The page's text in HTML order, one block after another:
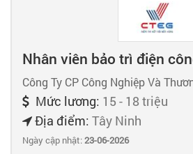
Nhân viên bảo trì điện
Công Ty CP Công Nghiệp Và
Mức lương: 15 - 18 triệu
Địa điểm: Tây Ninh
Ngày cập nhật:23-06-2026